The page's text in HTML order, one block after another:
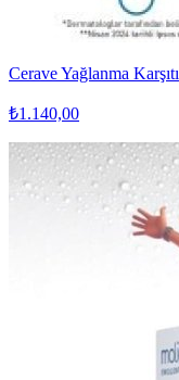
Cerave Yağlanma Karşıtı
₺1.140,00